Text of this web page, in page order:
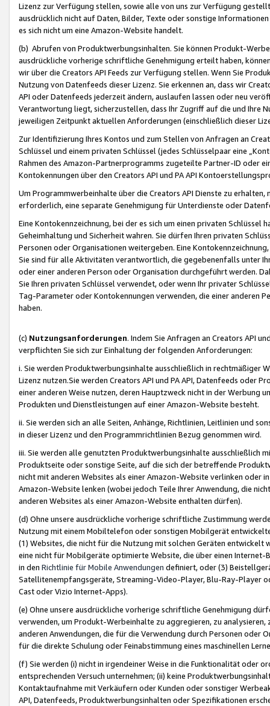
Lizenz zur Verfügung stellen, sowie alle von uns zur Verfügung
ausdrücklich nicht auf Daten, Bilder, Texte oder sonstige
es sich nicht um eine Amazon-Website handelt.
(b) Abrufen von Produktwerbungsinhalten. Sie können Produkt-
ausdrückliche vorherige schriftliche Genehmigung erteilt haben,
wir über die Creators API Feeds zur Verfügung stellen. Wenn Sie
Nutzung von Datenfeeds dieser Lizenz. Sie erkennen an, dass wir
API oder Datenfeeds jederzeit ändern, auslaufen lassen oder neu
Verantwortung liegt, sicherzustellen, dass Ihr Zugriff auf die und Ihre
jeweiligen Zeitpunkt aktuellen Anforderungen (einschließlich dieser
Zur Identifizierung Ihres Kontos und zum Stellen von Anfragen an
Schlüssel und einem privaten Schlüssel (jedes Schlüsselpaar eine
Rahmen des Amazon-Partnerprogramms zugeteilte Partner-ID oder
Kontokennungen über den Creators API und PA API
Um Programmwerbeinhalte über die Creators API Dienste zu
erforderlich, eine separate Genehmigung für Unterdienste oder
Eine Kontokennzeichnung, bei der es sich um einen privaten
Geheimhaltung und Sicherheit wahren. Sie dürfen Ihren privaten
Personen oder Organisationen weitergeben. Eine
Sie sind für alle Aktivitäten verantwortlich, die gegebenenfalls unter
oder einer anderen Person oder Organisation durchgeführt werden.
Sie Ihren privaten Schlüssel verwendet, oder wenn Ihr privater
Tag-Parameter oder Kontokennungen verwenden, die einer anderen
haben.
(c) Nutzungsanforderungen. Indem Sie Anfragen an Creators API
verpflichten Sie sich zur Einhaltung der folgenden Anforderungen:
i. Sie werden Produktwerbungsinhalte ausschließlich in rechtmäßiger
Lizenz nutzen.Sie werden Creators API und PA API, Datenfeeds oder
einer anderen Weise nutzen, deren Hauptzweck nicht in der Werbung
Produkten und Dienstleistungen auf einer Amazon-Website besteht.
ii. Sie werden sich an alle Seiten, Anhänge, Richtlinien, Leitlinien und
in dieser Lizenz und den Programmrichtlinien Bezug genommen wird.
iii. Sie werden alle genutzten Produktwerbungsinhalte ausschließlich
Produktseite oder sonstige Seite, auf die sich der betreffende
nicht mit anderen Websites als einer Amazon-Website verlinken oder
Amazon-Website lenken (wobei jedoch Teile Ihrer Anwendung, die
anderen Websites als einer Amazon-Website enthalten dürfen).
(d) Ohne unsere ausdrückliche vorherige schriftliche Zustimmung
Nutzung mit einem Mobiltelefon oder sonstigen Mobilgerät
(1) Websites, die nicht für die Nutzung mit solchen Geräten
eine nicht für Mobilgeräte optimierte Website, die über einen
in den Richtlinie für Mobile Anwendungen definiert, oder (3)
Satellitenempfangsgeräte, Streaming-Video-Player, Blu-Ray-Player
Cast oder Vizio Internet-Apps).
(e) Ohne unsere ausdrückliche vorherige schriftliche Genehmigung
verwenden, um Produkt-Werbeinhalte zu aggregieren, zu
anderen Anwendungen, die für die Verwendung durch Personen
für die direkte Schulung oder Feinabstimmung eines maschinellen
(f) Sie werden (i) nicht in irgendeiner Weise in die Funktionalität oder
entsprechenden Versuch unternehmen; (ii) keine
Kontaktaufnahme mit Verkäufern oder Kunden oder sonstiger
API, Datenfeeds, Produktwerbungsinhalten oder Spezifikationen